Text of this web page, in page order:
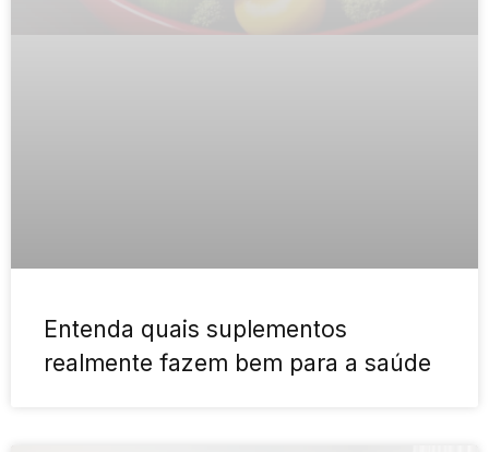
Entenda quais suplementos
realmente fazem bem para a saúde